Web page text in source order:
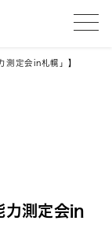
測定会in札幌」】
測定会in